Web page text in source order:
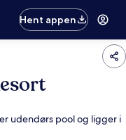
Hent appen
udendørs pool og ligger i